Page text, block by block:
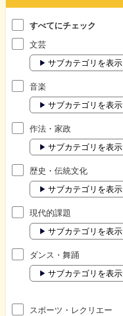
すべてにチェック
文芸
サブカテゴリを表示
音楽
サブカテゴリを表示
作法・家政
サブカテゴリを表示
歴史・伝統文化
サブカテゴリを表示
現代的課題
サブカテゴリを表示
ダンス・舞踊
サブカテゴリを表示
スポーツ・レクリエー